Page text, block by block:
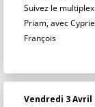
Suivez le
Priam, avec
François
Vendredi 3 Avril